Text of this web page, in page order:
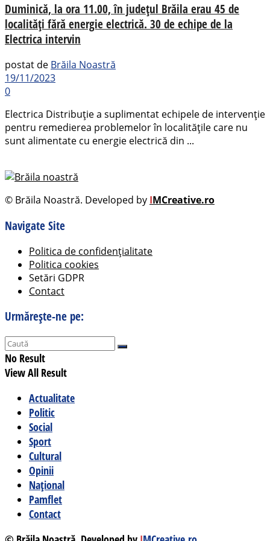
Duminică, la ora 11.00, în județul Brăila erau 45 de
localități fără energie electrică. 30 de echipe de la
Electrica intervin
postat de Brăila Noastră
19/11/2023
0
Electrica Distribuție a suplimentat echipele de intervenție
pentru remedierea problemelor în localitățile care nu
sunt alimentate cu energie electrică din ...
© Brăila Noastră. Developed by IMCreative.ro
Navigate Site
Politica de confidențialitate
Politica cookies
Setări GDPR
Contact
Urmărește-ne pe:
No Result
View All Result
Actualitate
Politic
Social
Sport
Cultural
Opinii
Național
Pamflet
Contact